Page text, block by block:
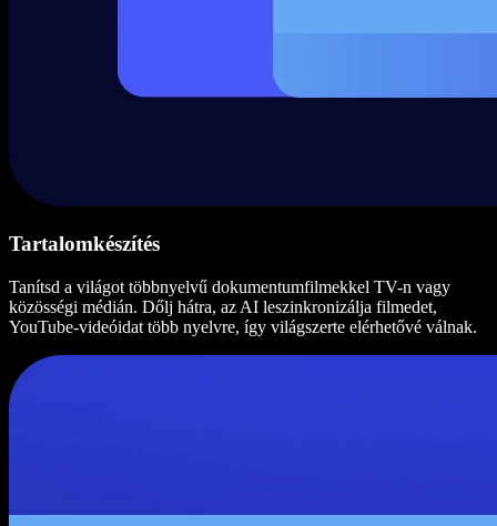
Tartalomkészítés
Tanítsd a világot többnyelvű dokumentumfilmekkel TV-n vagy
közösségi médián. Dőlj hátra, az AI leszinkronizálja filmedet,
YouTube-videóidat több nyelvre, így világszerte elérhetővé válnak.